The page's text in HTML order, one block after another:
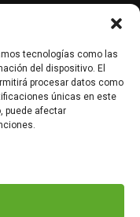
tecnologías como las
del dispositivo. El
procesar datos como
únicas en este
puede afectar
y reembolso.
entrega, plazos,